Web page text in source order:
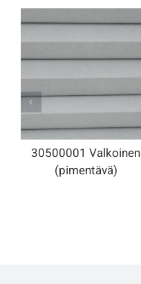
30500001 Valkoinen
(pimentävä)